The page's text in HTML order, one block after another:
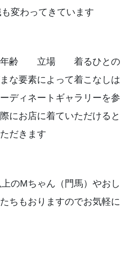
も変わってきています
齢 立場 着るひとの
な要素によって着こなしは
ディネートギャラリーを参
にお店に着ていただけると
ただきます
のMちゃん（門馬）やおし
ちもおりますのでお気軽に